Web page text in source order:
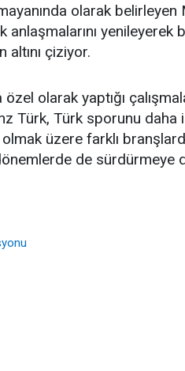
olarak
yenileyerek
çiziyor.
özel olarak yaptığı
Türk, Türk sporunu daha
üzere farklı
de sürdürmeye